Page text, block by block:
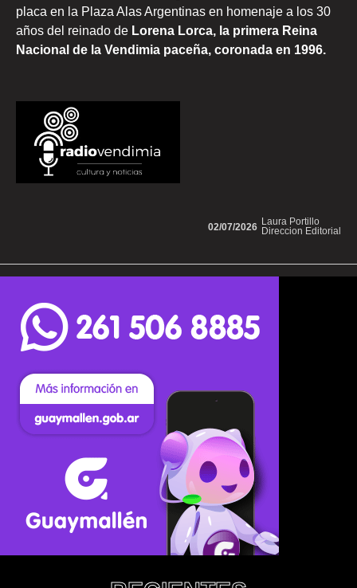
placa en la Plaza Alas Argentinas en homenaje a los 30
años del reinado de Lorena Lorca, la primera Reina
Nacional de la Vendimia paceña, coronada en 1996.
Laura Portillo
Direccion Editorial
02/07/2026